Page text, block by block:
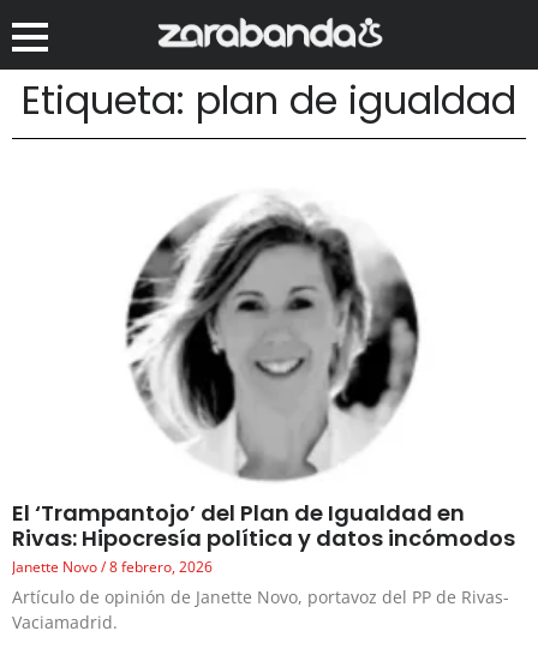
Etiqueta: plan de igualdad
El ‘Trampantojo’ del Plan de Igualdad en
Rivas: Hipocresía política y datos incómodos
Janette Novo 8 febrero, 2026
Artículo de opinión de Janette Novo, portavoz del PP de Rivas-
Vaciamadrid.